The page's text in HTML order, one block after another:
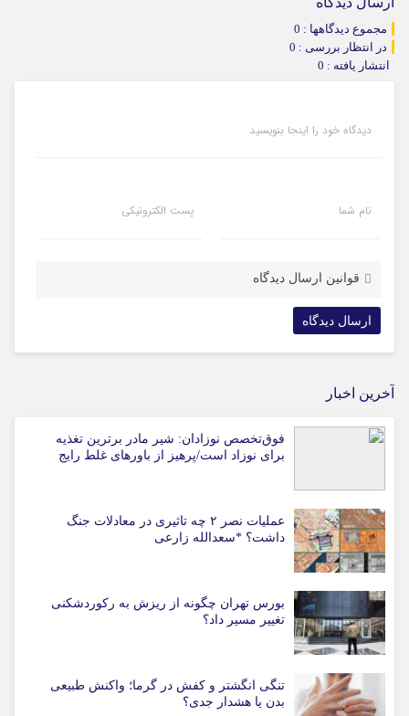
مجموع دیدگاهها : 0
در انتظار بررسی : 0
انتشار یافته : 0
دیدگاه خود را اینجا بنویسید
نام شما پست الکترونیکی
قوانین ارسال دیدگاه
آخرین اخبار
فوق‌تخصص نوزادان: شیر مادر برترین تغذیه
برای نوزاد است/پرهیز از باورهای غلط رایج
عملیات نصر ۲ چه تاثیری در معادلات جنگ
داشت؟ *سعدالله زارعی
بورس تهران چگونه از ریزش به رکوردشکنی
تغییر مسیر داد؟
تنگی انگشتر و کفش در گرما؛ واکنش طبیعی
بدن یا هشدار جدی؟